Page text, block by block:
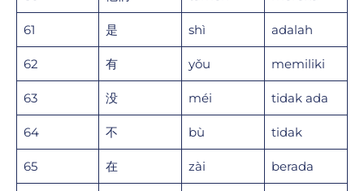
61 是 shì adalah
62 有 yǒu memiliki
63 没 méi tidak ada
64 不 bù tidak
65 在 zài berada